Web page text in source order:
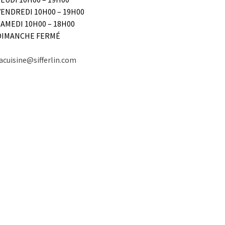
10H00 – 19H00
10H00 – 18H00
FERMÉ